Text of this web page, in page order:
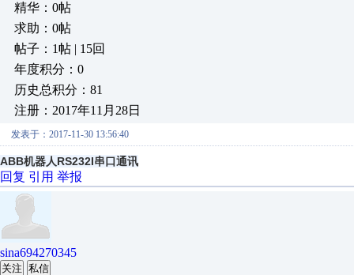
精华：0帖
求助：0帖
帖子：1帖 | 15回
年度积分：0
历史总积分：81
注册：2017年11月28日
发表于：2017-11-30 13:56:40
ABB机器人RS232I串口通讯
回复 引用 举报
sina694270345
关注 私信